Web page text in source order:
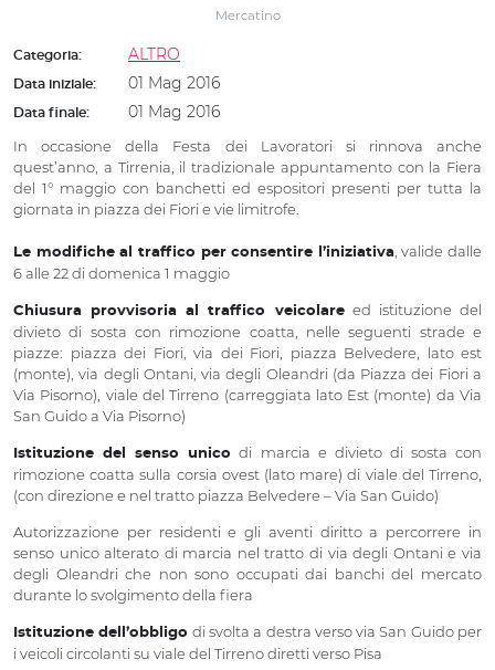
Mercatino
Categoria: ALTRO
Data iniziale: 01 Mag 2016
Data finale: 01 Mag 2016
In occasione della Festa dei Lavoratori si rinnova anche
quest’anno, a Tirrenia, il tradizionale appuntamento con la Fiera
del 1° maggio con banchetti ed espositori presenti per tutta la
giornata in piazza dei Fiori e vie limitrofe.
Le modifiche al traffico per consentire l’iniziativa, valide dalle
6 alle 22 di domenica 1 maggio
Chiusura provvisoria al traffico veicolareed istituzione del
divieto di sosta con rimozione coatta, nelle seguenti strade e
piazze: piazza dei Fiori, via dei Fiori, piazza Belvedere, lato est
(monte), via degli Ontani, via degli Oleandri (da Piazza dei Fiori a
Via Pisorno), viale del Tirreno (carreggiata lato Est (monte) da Via
San Guido a Via Pisorno)
Istituzione del senso unico
di marcia e divieto di sosta con
rimozione coatta sulla corsia ovest (lato mare) di viale del Tirreno,
(con direzione e nel tratto piazza Belvedere – Via San Guido)
Autorizzazione per residenti e gli aventi diritto a percorrere in
senso unico alterato di marcia nel tratto di via degli Ontani e via
degli Oleandri che non sono occupati dai banchi del mercato
durante lo svolgimento della fiera
Istituzione dell’obbligo di svolta a destra verso via San Guido per
i veicoli circolanti su viale del Tirreno diretti verso Pisa